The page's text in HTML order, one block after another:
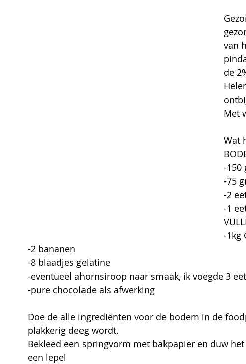
van
de
Met
Wat
-150
-75
-2
-1
-1kg
-2 bananen
-8 blaadjes gelatine
-eventueel ahornsiroop naar smaak, ik voegde 3
-pure chocolade als afwerking
Doe de alle ingrediënten voor de bodem in de
plakkerig deeg wordt.
Bekleed een springvorm met bakpapier en duw
een lepel